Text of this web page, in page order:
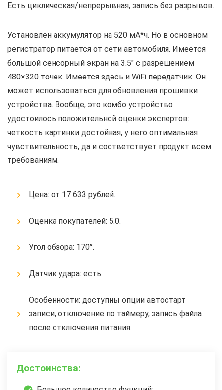
Есть циклическая/непрерывная, запись без разрывов.
Установлен аккумулятор на 520 мА*ч. Но в основном
регистратор питается от сети автомобиля. Имеется
большой сенсорный экран на 3.5″ с разрешением
480×320 точек. Имеется здесь и WiFi передатчик. Он
может использоваться для обновления прошивки
устройства. Вообще, это комбо устройство
удостоилось положительной оценки экспертов:
четкость картинки достойная, у него оптимальная
чувствительность, да и соответствует продукт всем
требованиям.
Цена: от 17 633 рублей.
Оценка покупателей: 5.0.
Угол обзора: 170°.
Датчик удара: есть.
Особенности: доступны опции автостарт
записи, отключение по таймеру, запись файла
после отключения питания.
Достоинства: